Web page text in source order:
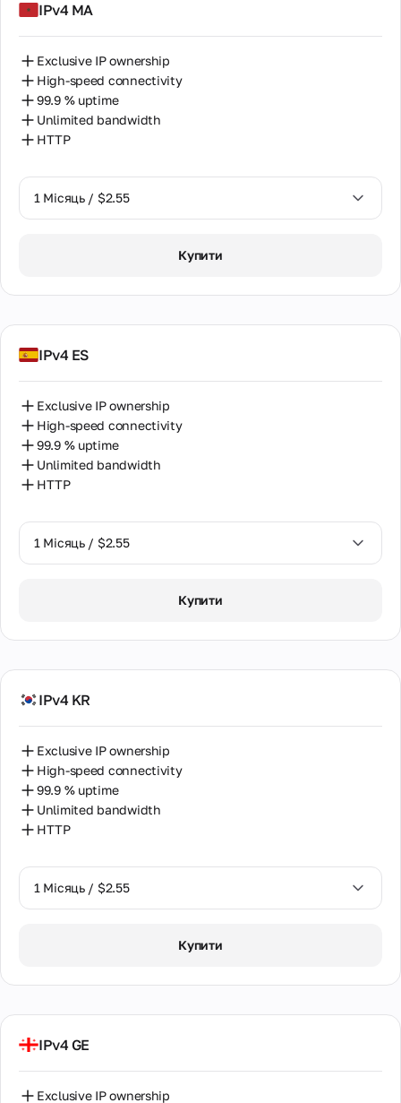
IPv4 MA
Exclusive IP ownership
High-speed connectivity
99.9 % uptime
Unlimited bandwidth
HTTP
1 Місяць / $2.55
Купити
IPv4 ES
Exclusive IP ownership
High-speed connectivity
99.9 % uptime
Unlimited bandwidth
HTTP
1 Місяць / $2.55
Купити
IPv4 KR
Exclusive IP ownership
High-speed connectivity
99.9 % uptime
Unlimited bandwidth
HTTP
1 Місяць / $2.55
Купити
IPv4 GE
Exclusive IP ownership